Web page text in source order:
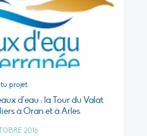
projet
d’eau : la Tour du Valat
à Oran et à Arles
2016